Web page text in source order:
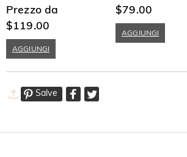
Sterling
Prezzo da
$119.00
AGGIUNGI
Argento Sterling
$79.00
AGGIUNGI
Salve